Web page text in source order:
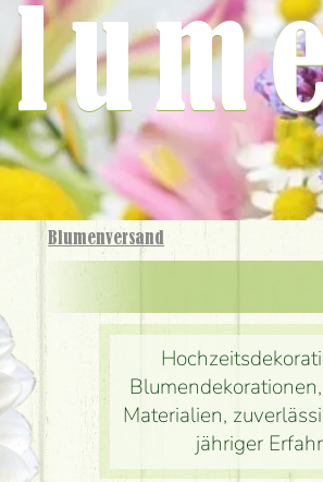
Blumenversand
Materialien,
jähriger